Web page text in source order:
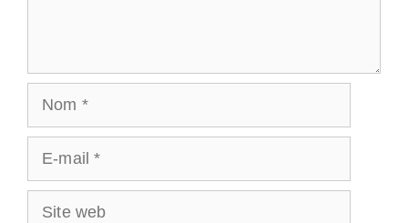
Nom
E-
mail
Site